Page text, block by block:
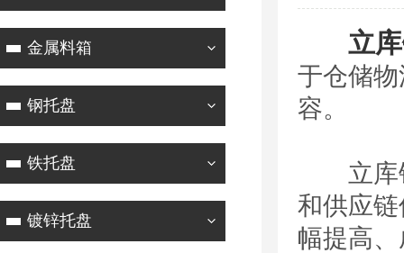
金属料箱
钢托盘
铁托盘
镀锌托盘
立
于仓储
容。
立库钢
和供应
幅提高